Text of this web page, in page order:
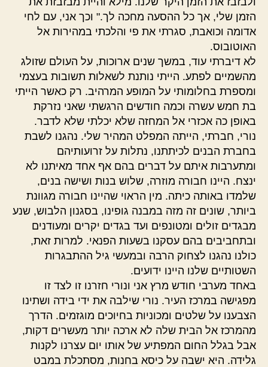
הזמן שלי, אך כל ההסעה מחכה לך." וכך אני, עם לחי
אדומה וכואבת, סגרתי את פי והלכתי במהירות אל
האוטובוס.
לא דיברתי עוד, במשך שנים ארוכות, על העולם שזולג
מהשמיים לפתע. הייתי נותנת לשאלות תשובות בעצמי
ומספרת בחלומותי על המופע המרהיב. רק כאשר הייתי
בת חמש עשרה וכמה חודשים הרגשתי שאני נזרקת
באופן כה אכזרי אל המחזה שלא יכלתי שלא לדבר.
נורי, חברתי, הייתה המפלט המהיר שלי. נהגנו לשבת
בחברת הבנים לכיתתנו, נתלות על זרועותיהם
ומתערבות איתם על דברים בהם אף אחד מאיתנו לא
ינצח. היינו חבורה מוזרה, שלוש בנות ושישה בנים,
שלמדו באותה כיתה. מין הראוי שהיינו חבורה מגוונת
ביותר, שונים זה מזה במבנה גופינו, בסגנון הלבוש, שנע
מבגדים זולים ומטונפים ועד בגדים יקרים ומעודנים
ובתחביבים בהם עסקנו בשעות הפנאי. למרות זאת,
כולנו נהגנו לצחוק הרבה ובמעשי גיל ההתבגרות
השטותיים שלנו היינו ידועים.
באחד מערבי חודש מרץ אני ונורי חזרנו זו לצד זו
מפגישה במרכז העיר. נורי שילבה את ידי בידה ושתינו
הצבענו על שלטים ומכוניות בחיוכים מוגזמים. הדרך
מהמרכז אל הבית שלה לא ארכה יותר מעשרים דקות,
אבל בגלל החום המפתיע של אותו יום עצרנו לקנות
גלידה. היא ישבה על כיסא בחנות, מסתכלת במבט